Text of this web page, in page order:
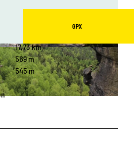
Sächsische Schweiz
Sächsis
Schweiz
© Yvonne Brückner, Tourismusverband Sächsis
che Schweiz
GPX
17,73 km
569 m
545 m